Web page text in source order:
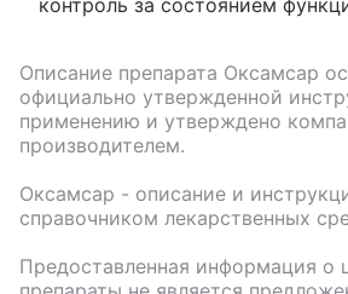
контроль за состоянием
Описание препарата Оксамсар
официально утвержденной
применению и утверждено
производителем.
Оксамсар - описание и
справочником лекарственных
Предоставленная информация о